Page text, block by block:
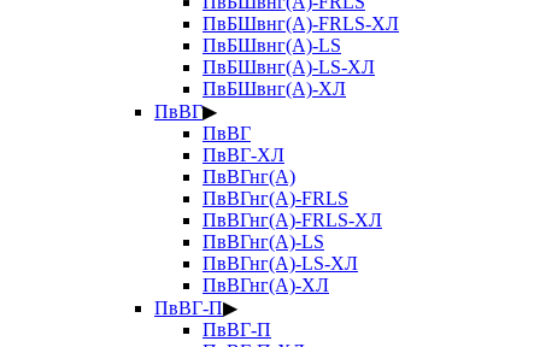
ПвБШвнг(А)-FRLS-ХЛ
ПвБШвнг(А)-LS
ПвБШвнг(А)-LS-ХЛ
ПвБШвнг(А)-ХЛ
ПвВГ▶
ПвВГ
ПвВГ-ХЛ
ПвВГнг(А)
ПвВГнг(А)-FRLS
ПвВГнг(А)-FRLS-ХЛ
ПвВГнг(А)-LS
ПвВГнг(А)-LS-ХЛ
ПвВГнг(А)-ХЛ
ПвВГ-П▶
ПвВГ-П